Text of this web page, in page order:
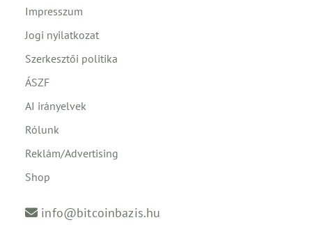
Impresszum
Jogi nyilatkozat
Szerkesztői politika
ÁSZF
AI irányelvek
Rólunk
Reklám/Advertising
Shop
info@bitcoinbazis.hu